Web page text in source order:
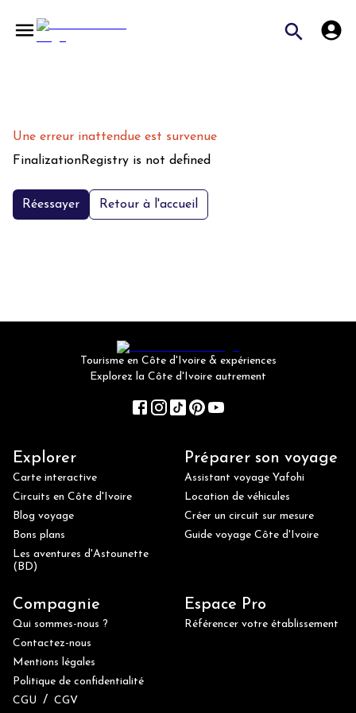
Une erreur inattendue est survenue
FinalizationRegistry is not defined
Réessayer Retour à l'accueil
Tourisme en Côte d'Ivoire & expériences
Explorez la Côte d'Ivoire autrement
Explorer
Carte interactive
Circuits en Côte d'Ivoire
Blog voyage
Bons plans
Les aventures d'Astounette
(BD)
Préparer son voyage
Assistant voyage Yafohi
Location de véhicules
Créer un circuit sur mesure
Guide voyage Côte d'Ivoire
Compagnie
Qui sommes-nous ?
Contactez-nous
Mentions légales
Politique de confidentialité
CGU / CGV
Espace Pro
Référencer votre établissement